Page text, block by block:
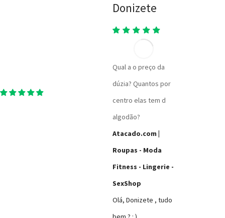
Donizete
Qual a o preço da
dúzia? Quantos por
centro elas tem d
algodão?
Olá, Donizete , tudo